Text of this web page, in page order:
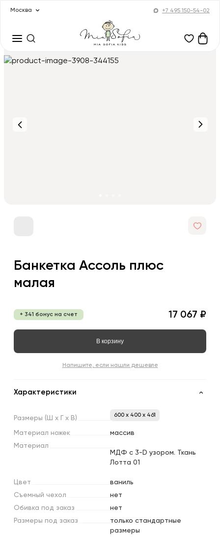
Москва +7 495 150-54-02
Банкетка Ассоль плюс
малая
+ 341 бонус на счет 17 067 ₽
В корзину
Напишите, если нашли дешевле
Характеристики
Размеры (Ш х х В) 600 x 400 x 461
Материал ножек
массив
Материал
МДФ с 3-D узором. Ткань
Лотта 01
Цвет
ваниль
Съемный чехол
нет
Обивка под заказ
нет
Размеры под заказ
только стандартные
размеры